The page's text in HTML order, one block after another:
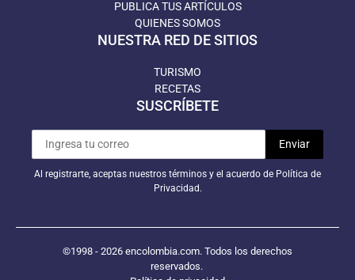
PUBLICA TUS ARTÍCULOS
QUIENES SOMOS
NUESTRA RED DE SITIOS
TURISMO
RECETAS
SUSCRÍBETE
Al registrarte, aceptas nuestros términos y el acuerdo de Política de
Privacidad.
©1998 - 2026 encolombia.com. Todos los derechos
reservados.